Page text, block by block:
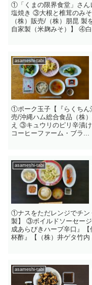
①「くまの限界食堂」さ
塩焼き ③大根と椎茸のみ
（株）販売/（株）朋昆
自家製（米麹みそ）】 ④白
asameshi-tabi
①ポーク玉子【『らくちん
売/沖縄ハム総合食品（株
え ③キュウリのピリ辛漬
コーヒーファーム・ブラ...
asameshi-tabi
①ナスをただレンジでチ
製】 ③ボイルドソーセー
成あらびきハーブ辛口』
杯酢』【（株）井ゲタ竹
asameshi-tabi